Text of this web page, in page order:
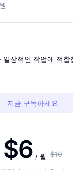
일상적인 작업에 적합
지금 구독하세요
$6 / 월 $10